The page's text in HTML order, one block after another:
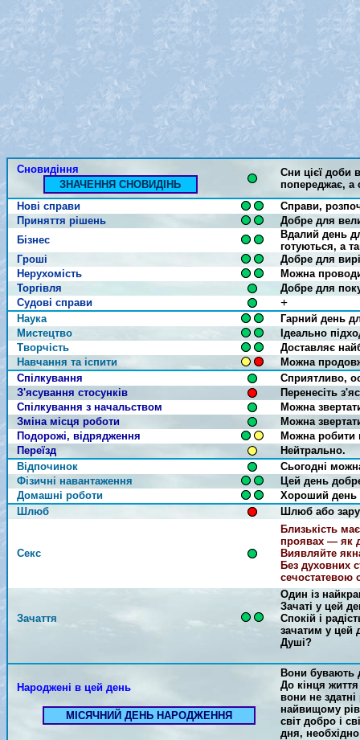
Сновидіння
ЗНАЧЕННЯ СНОВИДІНЬ
Сни цієї доби
попереджає, а
Нові справи
Справи,
Приняття рішень
Добре для
Бізнес
Вдалий день
готуються, а
Гроші
Добре для
Нерухомість
Можна
Торгівля
Добре для
Судові справи
+
Наука
Гарний день
Мистецтво
Ідеально
Творчість
Доставляє
Навчання та іспити
Можна
Спілкування
Сприятливо,
З'ясування стосунків
Перенесіть
Спілкування з начальством
Можна
Зміна місця роботи
Можна
Подорожі, відрядження
Можна робити
Переїзд
Нейтрально.
Відпочинок
Сьогодні
Фізичні навантаження
Цей день
Домашні роботи
Хороший день
Шлюб
Шлюб або
Секс
Близькість
проявах — як
Виявляйте
Без духовних
сечостатевою
Зачаття
Один із
Зачаті у цей
Спокій і
зачатим у цей
Душі?
Народжені в цей день
МІСЯЧНИЙ ДЕНЬ НАРОДЖЕННЯ
Вони бувають
До кінця
вони не здатні
найвищому
світ добро і
дня,